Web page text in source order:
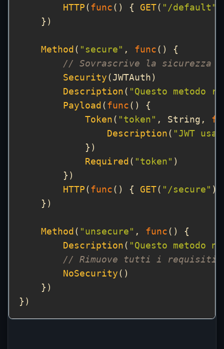
HTTP ( func () { GET( "/default"
Method ( "secure" , func
// Sovrascrive la sicurezza
Security
Description ( "Questo metodo
Payload ( func
Token ( "token" , String,
Description ( "JWT
Required ( "token"
HTTP ( func () { GET( "/secure"
Method ( "unsecure" , func
Description ( "Questo metodo
// Rimuove tutti i requisiti di
NoSecurity